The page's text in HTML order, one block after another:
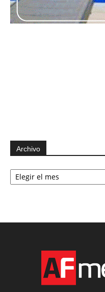
Archivo
Archivo